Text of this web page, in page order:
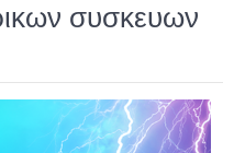
συσκευων